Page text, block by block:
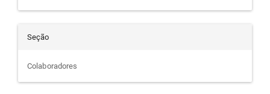
Seção
Colaboradores